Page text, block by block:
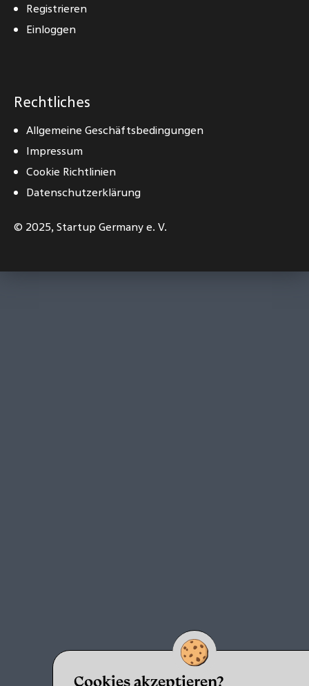
Registrieren
Einloggen
Rechtliches
Allgemeine Geschäftsbedingungen
Impressum
Cookie Richtlinien
Datenschutzerklärung
© 2025,Startup Germany e. V.
Cookies akzeptieren?